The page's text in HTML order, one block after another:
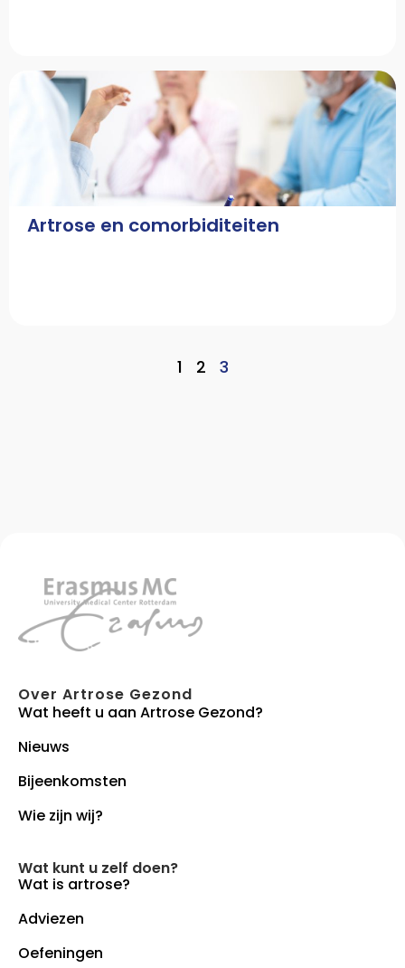
Artrose en comorbiditeiten
1 2 3
Over Artrose Gezond
Wat heeft u aan Artrose Gezond?
Nieuws
Bijeenkomsten
Wie zijn wij?
Wat kunt u zelf doen?
Wat is artrose?
Adviezen
Oefeningen